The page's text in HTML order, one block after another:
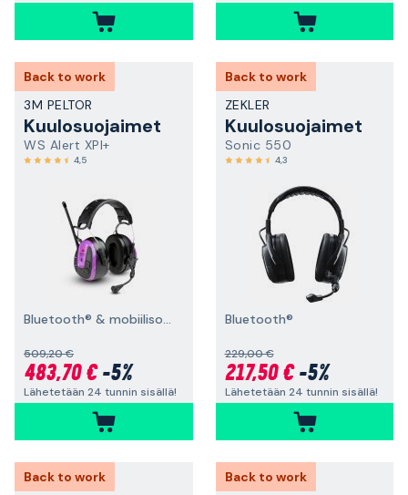
Back to work
3M PELTOR
Kuulosuojaimet
WS Alert XPI+
4,5
Bluetooth® & mobiilisovellus, päälakisanka
509,20 €
483,70 €-5%
Lähetetään 24 tunnin sisällä!
Back to work
ZEKLER
Kuulosuojaimet
Sonic 550
4,3
Bluetooth®
229,00 €
217,50 €-5%
Lähetetään 24 tunnin sisällä!
Back to work
Back to work